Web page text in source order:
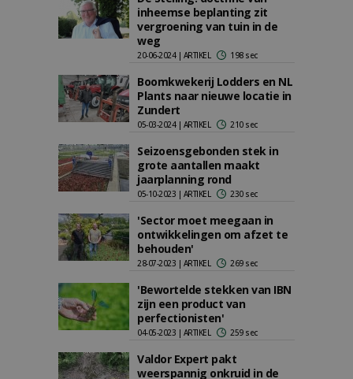
inheemse beplanting zit
vergroening van tuin in de
weg
20-06-2024 | ARTIKEL 198 sec
Boomkwekerij Lodders en NL
Plants naar nieuwe locatie in
Zundert
05-03-2024 | ARTIKEL 210 sec
Seizoensgebonden stek in
grote aantallen maakt
jaarplanning rond
05-10-2023 | ARTIKEL 230 sec
'Sector moet meegaan in
ontwikkelingen om afzet te
behouden'
28-07-2023 | ARTIKEL 269 sec
'Bewortelde stekken van IBN
zijn een product van
perfectionisten'
04-05-2023 | ARTIKEL 259 sec
Valdor Expert pakt
weerspannig onkruid in de